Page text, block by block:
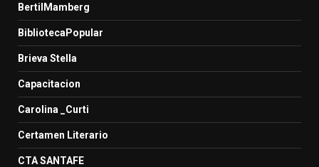
BertilMamberg
BibliotecaPopular
Brieva Stella
Capacitacion
Carolina _Curti
Certamen Literario
CTA SANTAFE